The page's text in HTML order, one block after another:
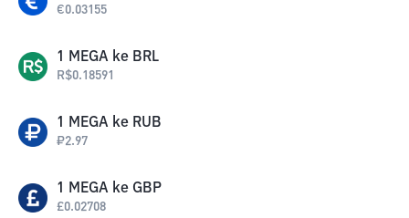
€0.03155
1 MEGA ke BRL
R$0.18591
1 MEGA ke RUB
₽2.97
1 MEGA ke GBP
£0.02708